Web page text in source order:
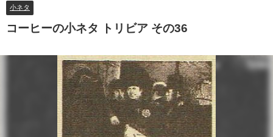
小ネタ
コーヒーの小ネタ トリビア その36